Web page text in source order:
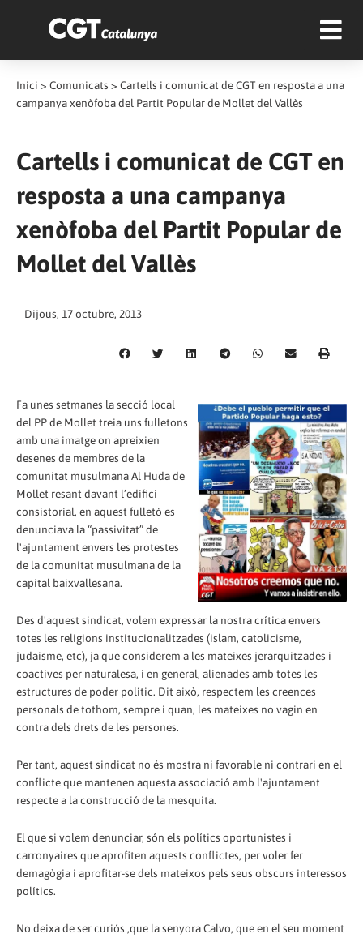
Inici > Comunicats > Cartells i comunicat de CGT en resposta a una
campanya xenòfoba del Partit Popular de Mollet del Vallès
Cartells i comunicat de CGT en
resposta a una campanya
xenòfoba del Partit Popular de
Mollet del Vallès
Dijous, 17 octubre, 2013
Fa unes setmanes la secció local
del PP de Mollet treia uns fulletons
amb una imatge on apreixien
desenes de membres de la
comunitat musulmana Al Huda de
Mollet resant davant l’edifici
consistorial, en aquest fulletó es
denunciava la “passivitat” de
l'ajuntament envers les protestes
de la comunitat musulmana de la
capital baixvallesana.
Des d'aquest sindicat, volem expressar la nostra crítica envers
totes les religions institucionalitzades (islam, catolicisme,
judaisme, etc), ja que considerem a les mateixes jerarquitzades i
coactives per naturalesa, i en general, alienades amb totes les
estructures de poder polític. Dit això, respectem les creences
personals de tothom, sempre i quan, les mateixes no vagin en
contra dels drets de les persones.
Per tant, aquest sindicat no és mostra ni favorable ni contrari en el
conflicte que mantenen aquesta associació amb l'ajuntament
respecte a la construcció de la mesquita.
El que si volem denunciar, són els polítics oportunistes i
carronyaires que aprofiten aquests conflictes, per voler fer
demagògia i aprofitar-se dels mateixos pels seus obscurs interessos
polítics.
No deixa de ser curiós ,que la senyora Calvo, que en el seu moment